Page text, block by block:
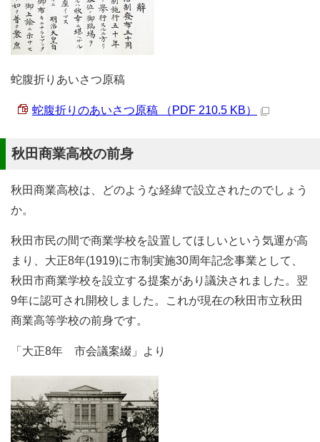
蛇腹折りあいさつ原稿
蛇腹折りのあいさつ原稿 （PDF 210.5 KB）
秋田商業高校の前身
秋田商業高校は、どのような経緯で設立されたのでしょう
か。
秋田市民の間で商業学校を設置してほしいという気運が高
まり、大正8年(1919)に市制実施30周年記念事業として、
秋田市商業学校を設立する提案があり議決されました。翌
9年に認可され開校しました。これが現在の秋田市立秋田
商業高等学校の前身です。
「大正8年 市会議案綴」より